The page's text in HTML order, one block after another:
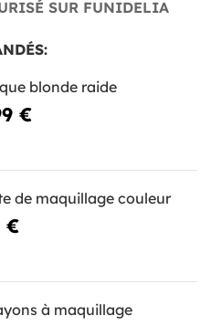
SUR FUNIDELIA
blonde raide
€
de maquillage couleur
€
à maquillage